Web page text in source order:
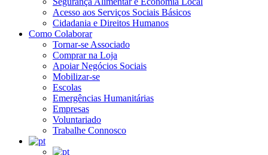
Acesso aos Serviços Sociais Básicos
Cidadania e Direitos Humanos
Como Colaborar
Tornar-se Associado
Comprar na Loja
Apoiar Negócios Sociais
Mobilizar-se
Escolas
Emergências Humanitárias
Empresas
Voluntariado
Trabalhe Connosco